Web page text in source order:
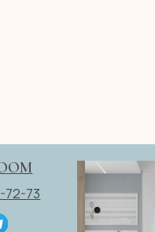
защищены.
|Согласие на обработку